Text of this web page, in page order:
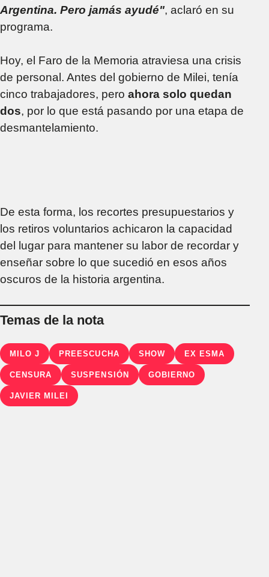
Argentina. Pero jamás ayudé", aclaró en su
programa.
Hoy, el Faro de la Memoria atraviesa una crisis
de personal. Antes del gobierno de Milei, tenía
cinco trabajadores, pero ahora solo quedan
dos, por lo que está pasando por una etapa de
desmantelamiento.
De esta forma, los recortes presupuestarios y
los retiros voluntarios achicaron la capacidad
del lugar para mantener su labor de recordar y
enseñar sobre lo que sucedió en esos años
oscuros de la historia argentina.
Temas de la nota
MILO J PREESCUCHA SHOW EX ESMA
CENSURA SUSPENSIÓN GOBIERNO
JAVIER MILEI